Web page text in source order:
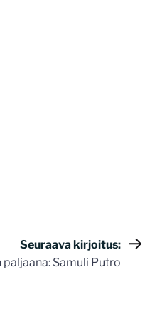
Seuraava kirjoitus:
paljaana: Samuli Putro